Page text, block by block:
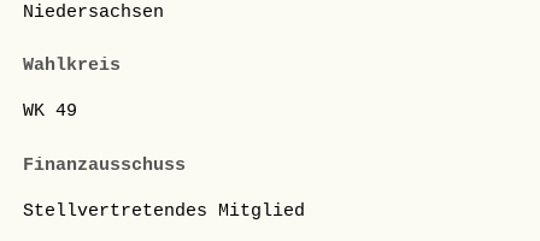
Niedersachsen
Wahlkreis
WK 49
Finanzausschuss
Stellvertretendes Mitglied